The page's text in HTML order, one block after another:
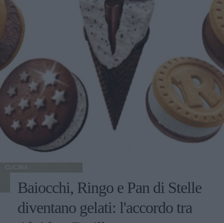
CUCINA
Baiocchi, Ringo e Pan di Stelle
diventano gelati: l'accordo tra